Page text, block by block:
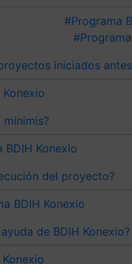
#Programa
iniciados
BDIH Konexio
del proyecto?
BDIH Konexio
de BDIH Konexio?